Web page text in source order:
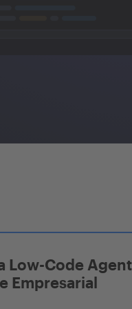
Low-Code
Empresarial